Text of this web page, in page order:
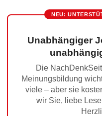
NEU:
Unabhängiger
Die
Meinungsbildung
viele – aber sie
wir Sie, liebe